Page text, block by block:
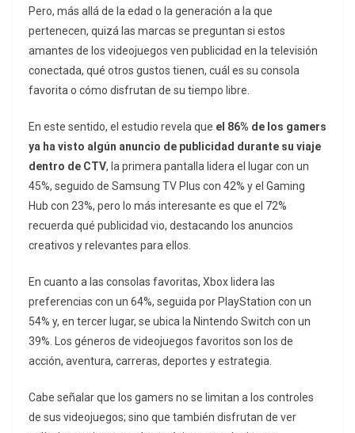
Pero, más allá de la edad o la generación a la que
pertenecen, quizá las marcas se preguntan si estos
amantes de los videojuegos ven publicidad en la televisión
conectada, qué otros gustos tienen, cuál es su consola
favorita o cómo disfrutan de su tiempo libre.
En este sentido, el estudio revela que el 86% de los gamers
ya ha visto algún anuncio de publicidad durante su viaje
dentro de CTV, la primera pantalla lidera el lugar con un
45%, seguido de Samsung TV Plus con 42% y el Gaming
Hub con 23%, pero lo más interesante es que el 72%
recuerda qué publicidad vio, destacando los anuncios
creativos y relevantes para ellos.
En cuanto a las consolas favoritas, Xbox lidera las
preferencias con un 64%, seguida por PlayStation con un
54% y, en tercer lugar, se ubica la Nintendo Switch con un
39%. Los géneros de videojuegos favoritos son los de
acción, aventura, carreras, deportes y estrategia.
Cabe señalar que los gamers no se limitan a los controles
de sus videojuegos; sino que también disfrutan de ver